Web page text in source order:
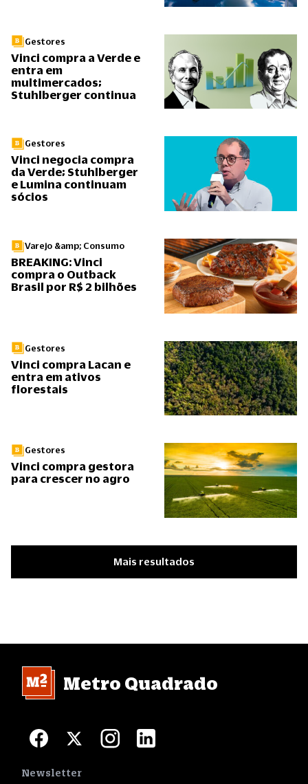
Gestores
Vinci compra a Verde e
entra em
multimercados;
Stuhlberger continua
Gestores
Vinci negocia compra
da Verde; Stuhlberger
e Lumina continuam
sócios
Varejo &amp; Consumo
BREAKING: Vinci
compra o Outback
Brasil por R$ 2 bilhões
Gestores
Vinci compra Lacan e
entra em ativos
florestais
Gestores
Vinci compra gestora
para crescer no agro
Mais resultados
Metro Quadrado
Newsletter